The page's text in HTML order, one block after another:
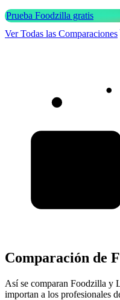
Prueba Foodzilla gratis
Ver Todas las Comparaciones
Comparación de
Así se comparan Foodzilla y
importan a los profesionales